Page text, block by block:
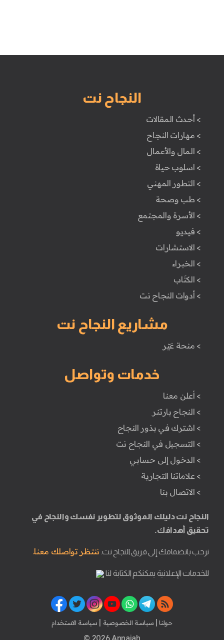
النجاح نت
> أحدث المقالات
> مهارات النجاح
> المال والأعمال
> اسلوب حياة
> التطور المهني
> طب وصحة
> الأسرة والمجتمع
> فيديو
> الاستشارات
> الخبراء
> الكتَاب
> أدوات النجاح نت
مشاريع النجاح نت
> منحة غيّر
خدمات وتواصل
> أعلن معنا
> النجاح بارتنر
> اشترك في بذور النجاح
> التسجيل في النجاح نت
> الدخول إلى حسابي
> علاماتنا التجارية
> الاتصال بنا
النجاح نت دليلك الموثوق لتطوير نفسك والنجاح في
تحقيق أهدافك.
نرحب بانضمامك إلى فريق النجاح نت. ننتظر تواصلك معنا.
للخدمات الإعلانية يمكنكم الكتابة لنا
حولنا | سياسة الخصوصية | سياسة الاستخدام
© 2026 Annajah